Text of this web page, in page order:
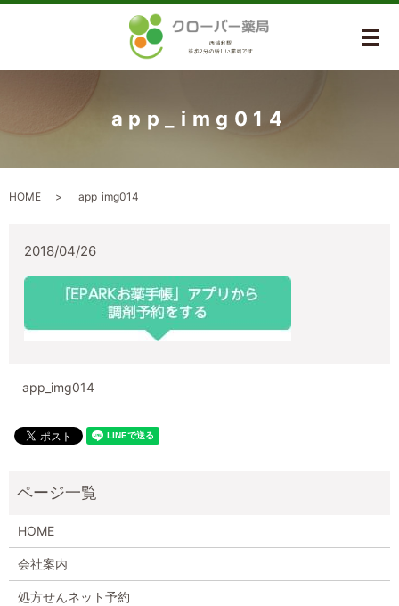
メ
app_img014
HOME app_img014
2018/04/26
app_img014
HOME
会社案内
処方せんネット予約